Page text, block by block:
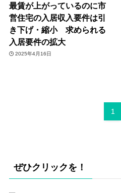
最賃が上がっているのに市
営住宅の入居収入要件は引
き下げ・縮小 求められる
入居要件の拡大
2025年4月16日
1
ぜひクリックを！